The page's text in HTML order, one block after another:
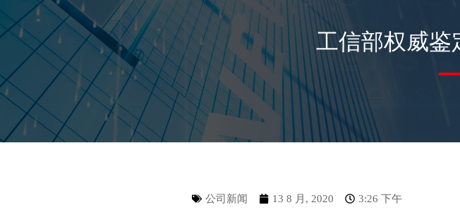
工信部权威鉴
公司新闻 13 8 月, 2020 3:26 下午